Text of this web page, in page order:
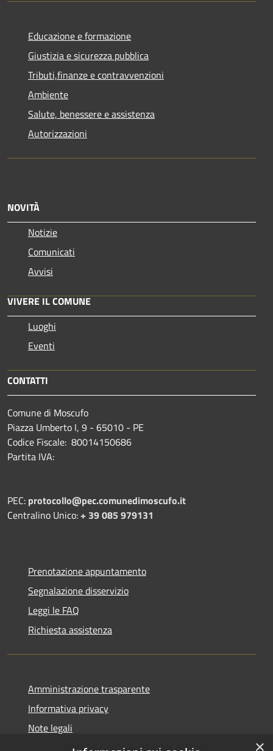
Educazione e formazione
Giustizia e sicurezza pubblica
Tributi,finanze e contravvenzioni
Ambiente
Salute, benessere e assistenza
Autorizzazioni
NOVITÀ
Notizie
Comunicati
Avvisi
VIVERE IL COMUNE
Luoghi
Eventi
CONTATTI
Comune di Moscufo
Piazza Umberto I, 9 - 65010 - PE
Codice Fiscale: 80014150686
Partita IVA:
PEC: protocollo@pec.comunedimoscufo.it
Centralino Unico:+ 39 085 979131
Prenotazione appuntamento
Segnalazione disservizio
Leggi le FAQ
Richiesta assistenza
Amministrazione trasparente
Informativa privacy
Note legali
Dichiarazione di accessibilità
×